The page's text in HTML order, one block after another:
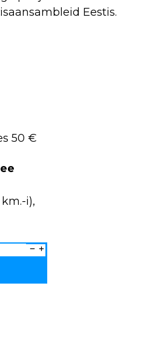
Eestis.
50 €
i),